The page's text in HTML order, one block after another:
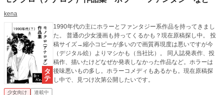
kena
1990年代の主にホラーとファンタジー系作品を持ってきまし
た。 普通の少女漫画も持ってくるかも？現在原稿探し中。 投
稿サイズ→縮小コピーが多いので画質再現度は悪いですが今
（デジタル絵）よりマシかも（当社比）。 同人誌発表作、投
稿作、描いたけどなぜか発表しなかった作品など。ホラーは
後味悪いもの多し。ホラーコメディもあるかも。現在原稿探
し中で、見つけ次第公開したいです。
少女向け 連載中